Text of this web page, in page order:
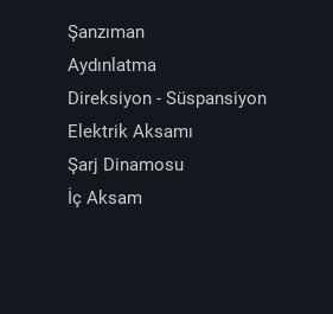
Şanzıman
Aydınlatma
Direksiyon - Süspansiyon
Elektrik Aksamı
Şarj Dinamosu
İç Aksam